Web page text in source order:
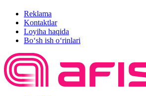
Reklama
Kontaktlar
Loyiha haqida
Bo‘sh ish o‘rinlari